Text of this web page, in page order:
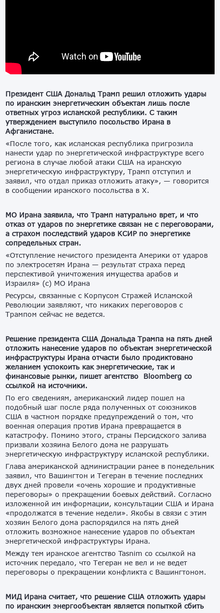
Президент США Дональд Трамп решил отложить удары
по иранским энергетическим объектам лишь после
ответных угроз исламской республики. С таким
утверждением выступило посольство Ирана в
Афганистане.
«После того, как исламская республика пригрозила
нанести удар по энергетической инфраструктуре всего
региона в случае любой атаки США на иранскую
энергетическую инфраструктуру, Трамп отступил и
заявил, что отдал приказ отложить атаку», — говорится
в сообщении иранского посольства в X.
МО Ирана заявила, что Трамп натурально врет, и что
отказ от ударов по энергетике связан не с переговорами,
а страхом последствий ударов КСИР по энергетике
сопредельных стран.
«Отступление нечистого президента Америки от ударов
по электросетям Ирана — результат страха перед
перспективой уничтожения имущества арабов и
Израиля» (с) МО Ирана
Ресурсы, связанные с Корпусом Стражей Исламской
Революции заявляют, что никаких переговоров с
Трампом сейчас не ведется.
Решение президента США Дональда Трампа на пять дней
отложить нанесение ударов по объектам энергетической
инфраструктуры Ирана отчасти было продиктовано
желанием успокоить как энергетические, так и
финансовые рынки, пишет агентство Bloomberg со
ссылкой на источники.
По его сведениям, американский лидер пошел на
подобный шаг после ряда полученных от союзников
США в частном порядке предупреждений о том, что
военная операция против Ирана превращается в
катастрофу. Помимо этого, страны Персидского залива
призвали хозяина Белого дома не разрушать
энергетическую инфраструктуру исламской республики.
Глава американской администрации ранее в понедельник
заявил, что Вашингтон и Тегеран в течение последних
двух дней провели «очень хорошие и продуктивные
переговоры» о прекращении боевых действий. Согласно
изложенной им информации, консультации США и Ирана
«продолжатся в течение недели». Якобы в связи с этим
хозяин Белого дома распорядился на пять дней
отложить возможное нанесение ударов по объектам
энергетической инфраструктуры Ирана.
Между тем иранское агентство Tasnim со ссылкой на
источник передало, что Тегеран не вел и не ведет
переговоры о прекращении конфликта с Вашингтоном.
МИД Ирана считает, что решение США отложить удары
по иранским энергообъектам является попыткой сбить